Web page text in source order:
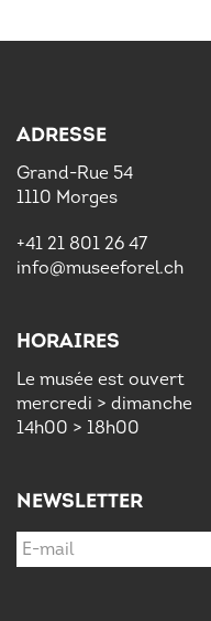
ADRESSE
Grand-Rue 54
1110 Morges
+41 21 801 26 47
info@museeforel.ch
HORAIRES
Le musée est ouvert
mercredi > dimanche
14h00 > 18h00
NEWSLETTER